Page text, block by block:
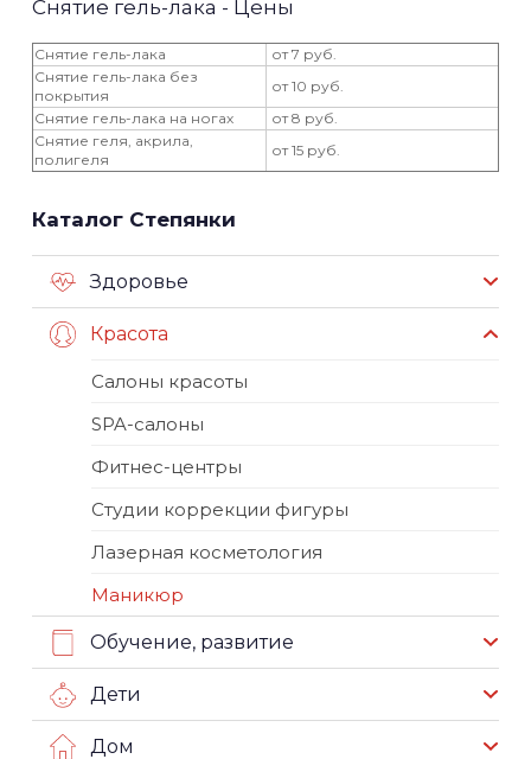
Снятие гель-лака - Цены
Снятие гель-лака
от 7 руб.
Снятие гель-лака без
покрытия
от 10 руб.
Снятие гель-лака на ногах
от 8 руб.
Снятие геля, акрила,
полигеля
от 15 руб.
Каталог Степянки
Здоровье
Красота
Салоны красоты
SPA-салоны
Фитнес-центры
Студии коррекции фигуры
Лазерная косметология
Маникюр
Обучение, развитие
Дети
Дом